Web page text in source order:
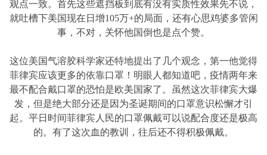
观点一致。首先这些遮挡板到底有没有实质性效果先不说，
就吐槽下美国现在日增105万+的局面，还有心思鸡婆多管闲
事，不对，关怀他国倒也是点个赞。
这位美国气溶胶科学家还特地提出了几个观念，第一他觉得
菲律宾应该更多的依靠口罩！明眼人都知道吧，疫情两年来
最不配合戴口罩的恐怕是欧美国家了。虽然这次菲律宾大爆
发，但是绝大部分还是因为圣诞期间的口罩意识松懈才引
起。平日时间菲律宾人民的口罩佩戴可以说配合度还是极高
的。有了这次血的教训，往后还不得积极佩戴。